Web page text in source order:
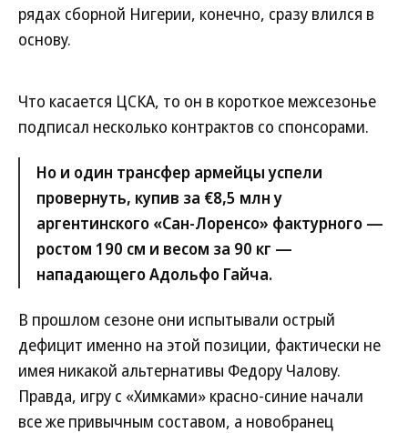
рядах сборной Нигерии, конечно, сразу влился в
основу.
Что касается ЦСКА, то он в короткое межсезонье
подписал несколько контрактов со спонсорами.
Но и один трансфер армейцы успели
провернуть, купив за €8,5 млн у
аргентинского «Сан-Лоренсо» фактурного —
ростом 190 см и весом за 90 кг —
нападающего Адольфо Гайча.
В прошлом сезоне они испытывали острый
дефицит именно на этой позиции, фактически не
имея никакой альтернативы Федору Чалову.
Правда, игру с «Химками» красно-синие начали
все же привычным составом, а новобранец